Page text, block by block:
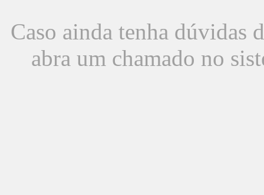
Caso ainda tenha dúvidas
abra um chamado no